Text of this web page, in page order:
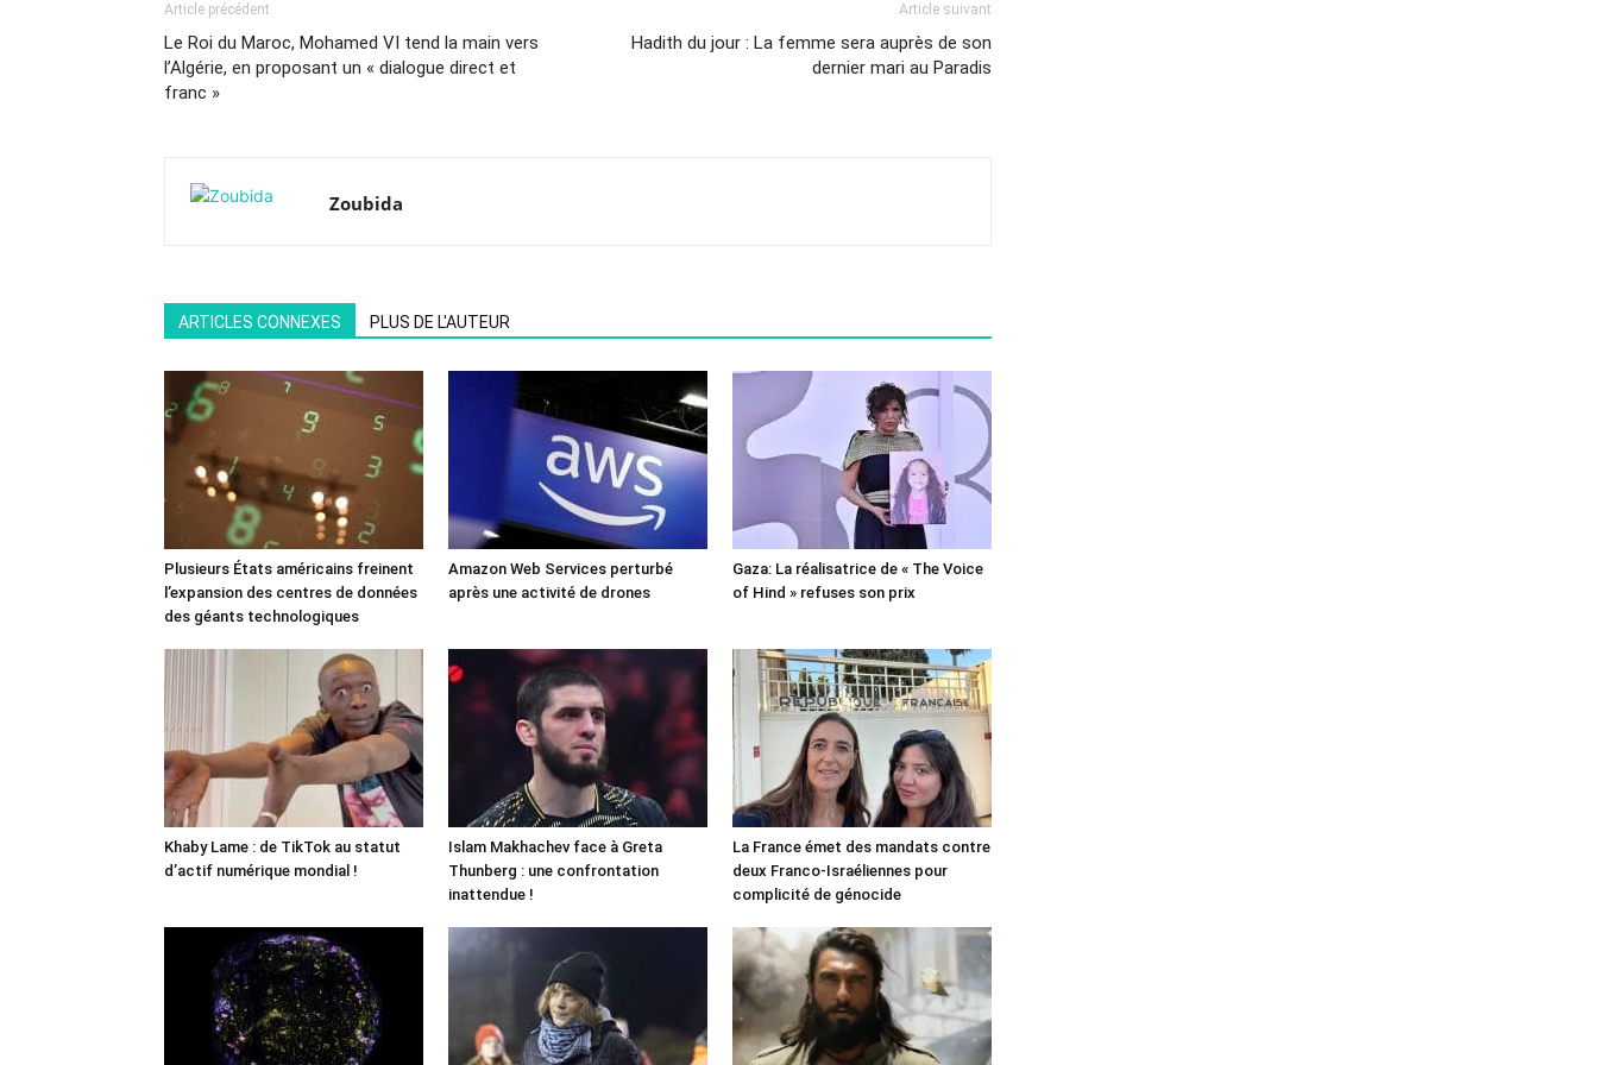
Article précédent
Le Roi du Maroc, Mohamed VI tend la main vers
l’Algérie, en proposant un « dialogue direct et
franc »
Article suivant
Hadith du jour : La femme sera auprès de son
dernier mari au Paradis
Zoubida
ARTICLES CONNEXES PLUS DE L'AUTEUR
Plusieurs États américains freinent
l’expansion des centres de données
des géants technologiques
Amazon Web Services perturbé
après une activité de drones
Gaza: La réalisatrice de « The Voice
of Hind » refuses son prix
Khaby Lame : de TikTok au statut
d’actif numérique mondial !
Islam Makhachev face à Greta
Thunberg : une confrontation
inattendue !
La France émet des mandats contre
deux Franco-Israéliennes pour
complicité de génocide